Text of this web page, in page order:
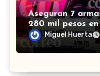
Aseguran 7
280 mil pesos
4 detenidos
Miguel Huerta